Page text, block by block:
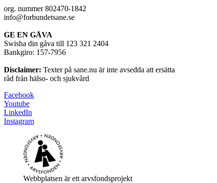
org. nummer 802470-1842
info@forbundetsane.se
GE EN GÅVA
Swisha din gåva till 123 321 2404
Bankgiro: 157-7956
Disclaimer: Texter på sane.nu är inte avsedda att ersätta
råd från hälso- och sjukvård
Facebook
Youtube
LinkedIn
Instagram
Webbplatsen är ett arvsfondsprojekt